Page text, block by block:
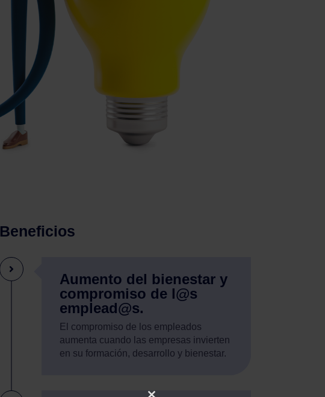
Beneficios
Aumento del bienestar y
compromiso de l@s
emplead@s.
El compromiso de los empleados
aumenta cuando las empresas invierten
en su formación, desarrollo y bienestar.